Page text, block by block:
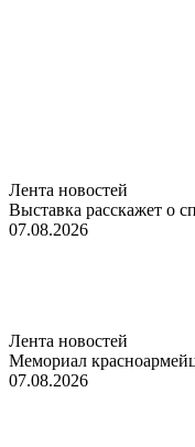
Лента новостей
Выставка расскажет о
07.08.2026
Лента новостей
Мемориал
07.08.2026